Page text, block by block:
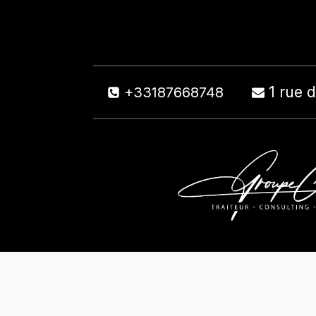
+33187668748 1 rue